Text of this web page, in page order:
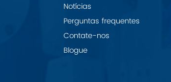
Notícias
Perguntas frequentes
Contate-nos
Blogue